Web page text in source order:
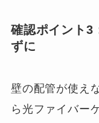
確認ポイント3
ずに
壁の配管が使え
ら光ファイバー